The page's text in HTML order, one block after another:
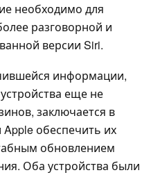
необходимо для
разговорной и
версии Siri.
информации,
еще не
заключается в
обеспечить их
обновлением
Оба устройства были